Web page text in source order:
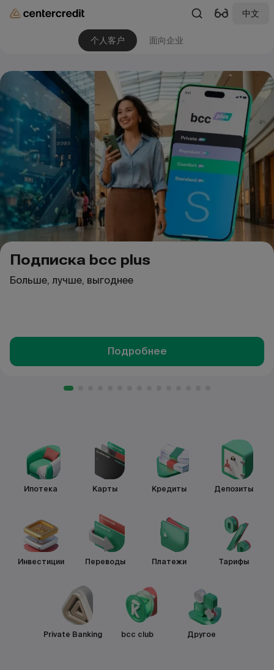
中文
个人客户 面向企业
Подписка bcc plus
Больше, лучше, выгоднее
Подробнее
Ипотека Карты Кредиты Депозиты
Инвестиции Переводы Платежи Тарифы
Private Banking bcc club Другое